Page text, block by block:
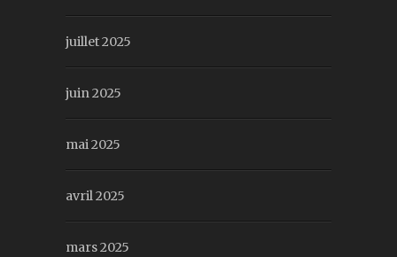
juillet 2025
juin 2025
mai 2025
avril 2025
mars 2025